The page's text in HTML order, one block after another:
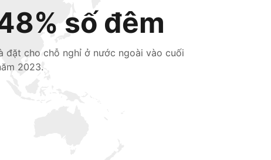
số đêm
đặt cho chỗ nghỉ ở nước ngoài vào cuối
2023.